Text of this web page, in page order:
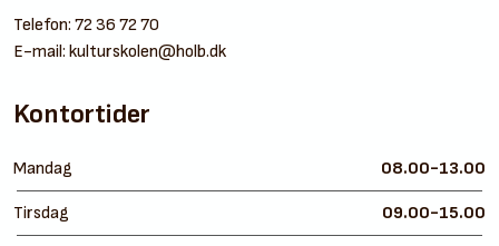
Telefon: 72 36 72 70
E-mail: kulturskolen@holb.dk
Kontortider
Mandag 08.00-13.00
Tirsdag 09.00-15.00